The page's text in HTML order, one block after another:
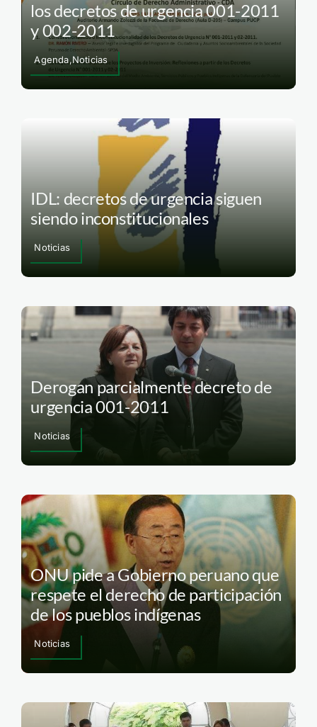
los decretos de urgencia 001-2011
y 002-2011
Agenda,Noticias
IDL: decretos de urgencia siguen
siendo inconstitucionales
Noticias
Derogan parcialmente decreto de
urgencia 001-2011
Noticias
ONU pide a Gobierno peruano que
respete el derecho de participación
de los pueblos indígenas
Noticias